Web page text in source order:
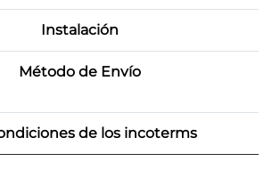
Instalación
Método de Envío
de los incoterms